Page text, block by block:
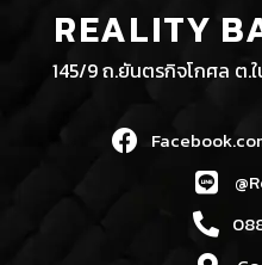
REALITY
145/9 ถ.ยันตรกิจโกศล ต.